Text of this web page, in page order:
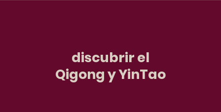
discubrir el
Qigong y YinTao